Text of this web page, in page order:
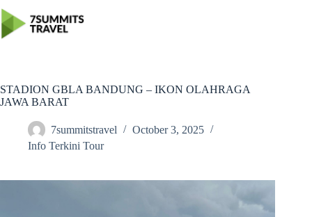
to
content
STADION GBLA BANDUNG – IKON OLAHRAGA
JAWA BARAT
7summitstravel
October 3, 2025
Info Terkini Tour